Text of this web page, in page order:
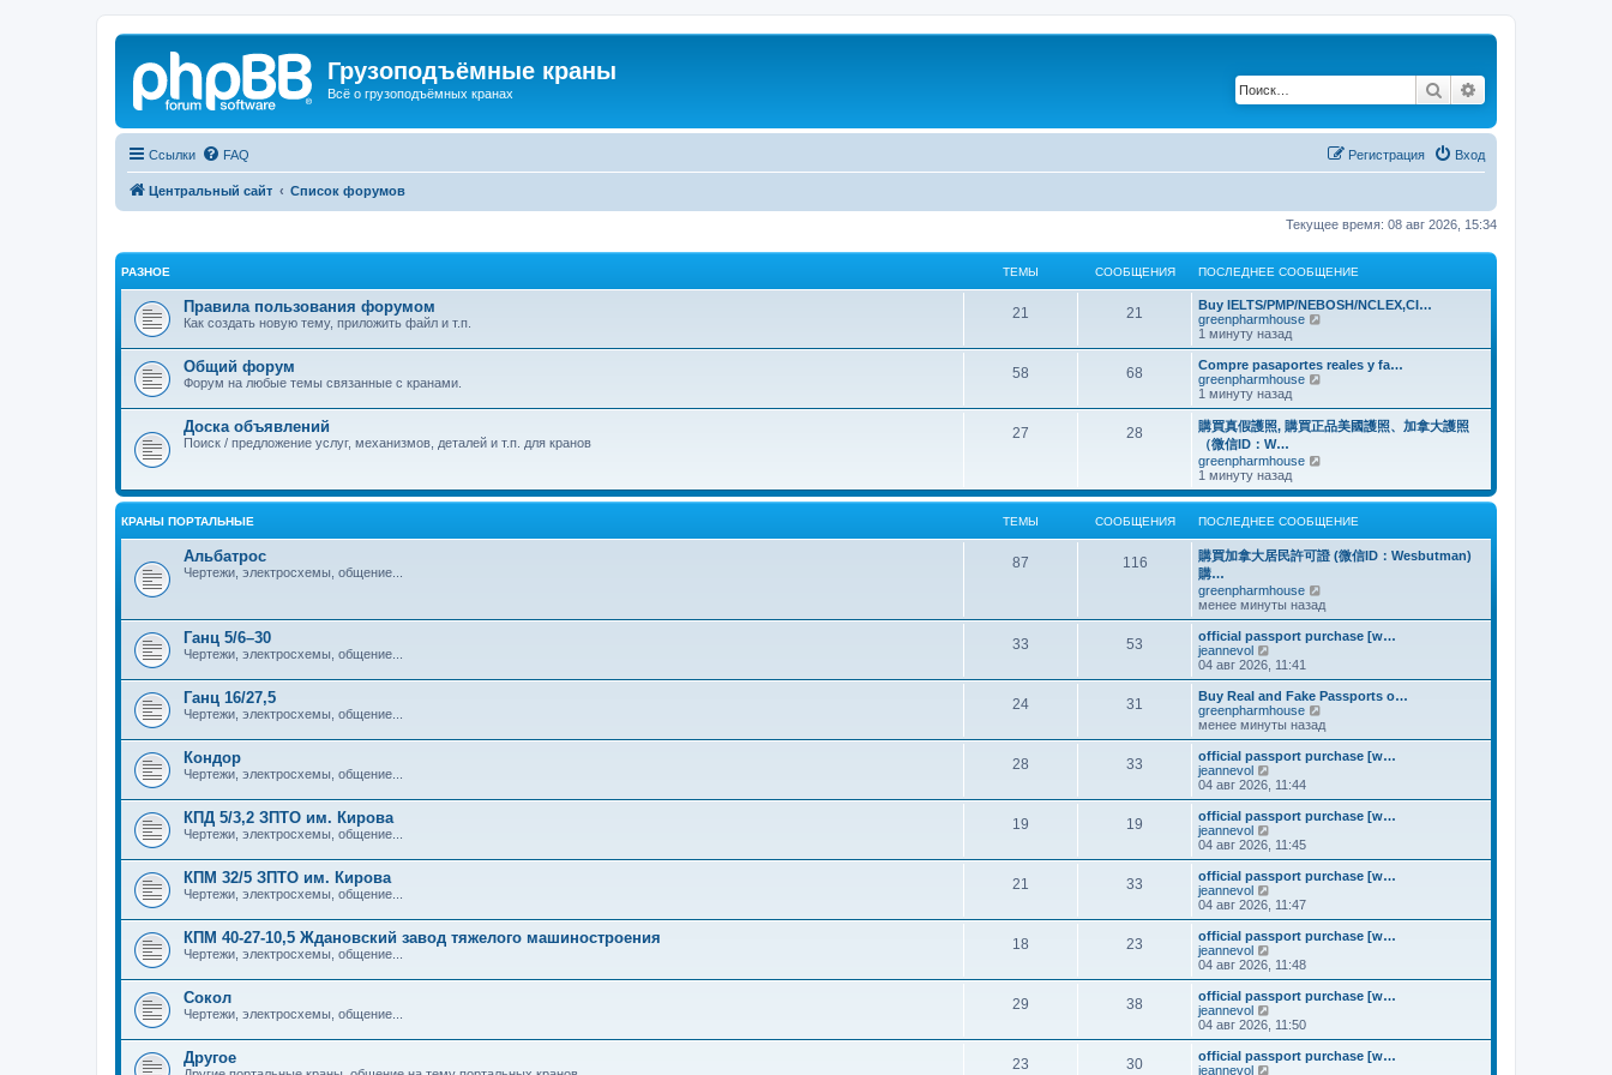
Грузоподъёмные краны
Всё о грузоподъёмных кранах Поиск
Ссылки FAQ Вход
Регистрация
Центральный сайт Список форумов
Текущее время: 08 авг 2026, 15:34
РАЗНОЕ ТЕМЫ СООБЩЕНИЯ ПОСЛЕДНЕЕ СООБЩЕНИЕ
Правила пользования форумом
Как создать новую тему, приложить файл и т.п.
21 21
Buy IELTS/PMP/NEBOSH/NCLEX,CI…
greenpharmhouse
р
е
к
п
е
д
н
м
у
о
б
щ
и
ю
1 минуту назад
Общий форум
Форум на любые темы связанные с кранами.
58 68
Compre pasaportes reales y fa…
greenpharmhouse
р
е
й
п
о
с
л
е
д
м
у
с
б
щ
н
и
ю
1 минуту назад
Доска объявлений
Поиск / предложение услуг, механизмов, деталей и т.п. для кранов
27 28
購買真假護照, 購買正品美國護照、加拿大護照
（微信ID：W…
greenpharmhouse
р
е
й
т
к
с
л
е
м
у
о
б
н
и
1 минуту назад
КРАНЫ ПОРТАЛЬНЫЕ ТЕМЫ СООБЩЕНИЯ ПОСЛЕДНЕЕ СООБЩЕНИЕ
Альбатрос
Чертежи, электросхемы, общение...
87 116
購買加拿大居民許可證 (微信ID：Wesbutman)
購…
greenpharmhouse
е
р
е
к
п
с
е
е
м
о
о
е
н
менее минуты назад
Ганц 5/6–30
Чертежи, электросхемы, общение...
33 53
official passport purchase [w…
jeannevol
е
р
е
й
т
п
о
с
е
н
е
м
с
о
о
щ
е
н
ю
04 авг 2026, 11:41
Ганц 16/27,5
Чертежи, электросхемы, общение...
24 31
Buy Real and Fake Passports o…
greenpharmhouse
е
р
е
п
е
е
м
о
о
е
н
менее минуты назад
Кондор
Чертежи, электросхемы, общение...
28 33
official passport purchase [w…
jeannevol
е
р
е
й
т
п
о
с
е
н
е
м
с
о
о
04 авг 2026, 11:44
КПД 5/3,2 ЗПТО им. Кирова
Чертежи, электросхемы, общение...
19 19
official passport purchase [w…
jeannevol
е
р
е
й
т
п
о
с
е
н
е
м
04 авг 2026, 11:45
КПМ 32/5 ЗПТО им. Кирова
Чертежи, электросхемы, общение...
21 33
official passport purchase [w…
jeannevol
е
р
е
й
т
п
о
с
е
04 авг 2026, 11:47
КПМ 40-27-10,5 Ждановский завод тяжелого машиностроения
Чертежи, электросхемы, общение...
18 23
official passport purchase [w…
jeannevol
е
р
е
й
т
п
04 авг 2026, 11:48
Сокол
Чертежи, электросхемы, общение...
29 38
official passport purchase [w…
jeannevol
е
р
е
й
04 авг 2026, 11:50
Другое 23 30
official passport purchase [w…
jeannevol